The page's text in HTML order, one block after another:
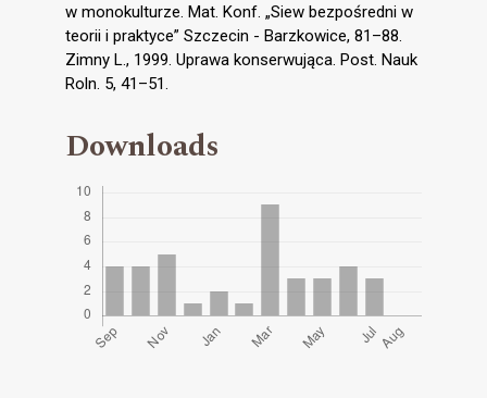
w monokulturze. Mat. Konf. „Siew bezpośredni w
teorii i praktyce” Szczecin - Barzkowice, 81–88.
Zimny L., 1999. Uprawa konserwująca. Post. Nauk
Roln. 5, 41–51.
Downloads